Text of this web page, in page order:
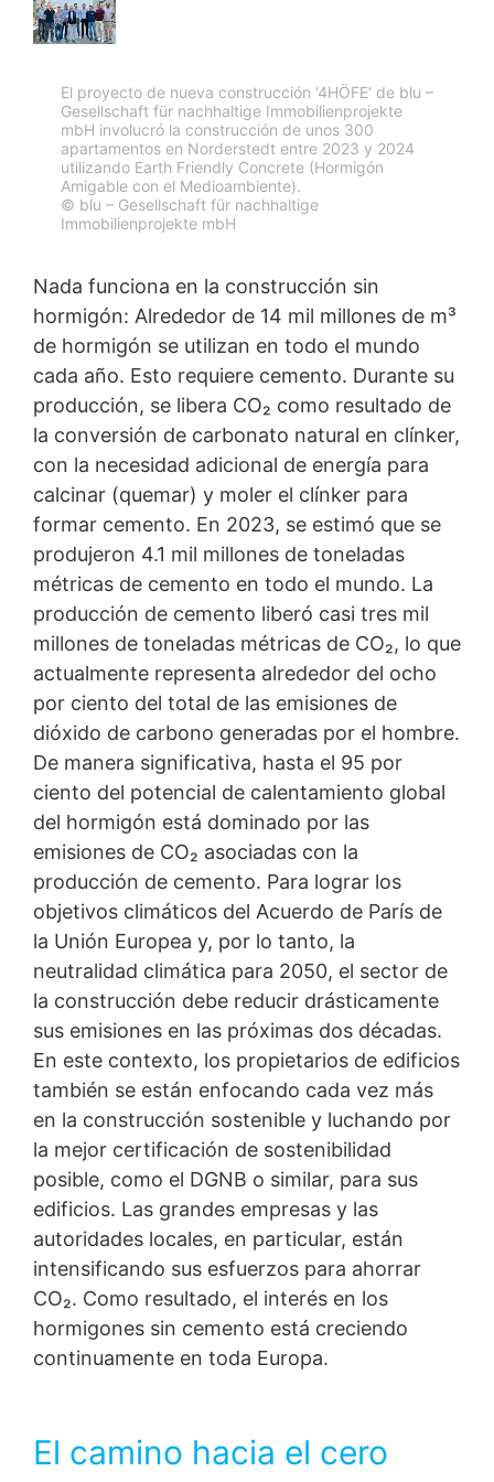
El proyecto de nueva construcción ‘4HÖFE’ de blu –
Gesellschaft für nachhaltige Immobilienprojekte
mbH involucró la construcción de unos 300
apartamentos en Norderstedt entre 2023 y 2024
utilizando Earth Friendly Concrete (Hormigón
Amigable con el Medioambiente).
© blu – Gesellschaft für nachhaltige
Immobilienprojekte mbH
Nada funciona en la construcción sin
hormigón: Alrededor de 14 mil millones de m³
de hormigón se utilizan en todo el mundo
cada año. Esto requiere cemento. Durante su
producción, se libera CO₂ como resultado de
la conversión de carbonato natural en clínker,
con la necesidad adicional de energía para
calcinar (quemar) y moler el clínker para
formar cemento. En 2023, se estimó que se
produjeron 4.1 mil millones de toneladas
métricas de cemento en todo el mundo. La
producción de cemento liberó casi tres mil
millones de toneladas métricas de CO₂, lo que
actualmente representa alrededor del ocho
por ciento del total de las emisiones de
dióxido de carbono generadas por el hombre.
De manera significativa, hasta el 95 por
ciento del potencial de calentamiento global
del hormigón está dominado por las
emisiones de CO₂ asociadas con la
producción de cemento. Para lograr los
objetivos climáticos del Acuerdo de París de
la Unión Europea y, por lo tanto, la
neutralidad climática para 2050, el sector de
la construcción debe reducir drásticamente
sus emisiones en las próximas dos décadas.
En este contexto, los propietarios de edificios
también se están enfocando cada vez más
en la construcción sostenible y luchando por
la mejor certificación de sostenibilidad
posible, como el DGNB o similar, para sus
edificios. Las grandes empresas y las
autoridades locales, en particular, están
intensificando sus esfuerzos para ahorrar
CO₂. Como resultado, el interés en los
hormigones sin cemento está creciendo
continuamente en toda Europa.
El camino hacia el cero
sus datos
Algunas operaciones de tratamiento de datos sólo son
revocar su consentimiento en cualquier momento con
efecto futuro. Basta con un correo electrónico informal
que haga esta solicitud. Los datos procesados antes de
que recibamos su solicitud pueden ser procesados
legalmente.
Si se ha producido una infracción de la legislación de
protección de datos, la persona afectada puede
presentar una queja ante las autoridades reguladoras
competentes. La autoridad reguladora competente
para los asuntos relacionados con la legislación de
protección de datos es:
Landesbeauftragte für Datenschutz und
Informationsfreiheit NRW, Düsseldorf.
Derecho a la portabilidad de datos
Tiene derecho a que los datos que procesamos en base
a su consentimiento o en cumplimiento de un contrato
se le entreguen automáticamente a usted o a un tercero
en un formato estándar y legible por máquina. Si usted
requiere la transferencia directa de datos a otra parte
responsable, esto sólo se hará en la medida en que sea
Información, corrección, bloqueo, borrado
Según lo permitido por el Art. 15 GDPR, tiene derecho a
que se le proporcione en cualquier momento
información gratuita sobre cualquiera de sus datos
personales almacenados. También tiene derecho a que
se corrijan, bloqueen o eliminen estos datos.